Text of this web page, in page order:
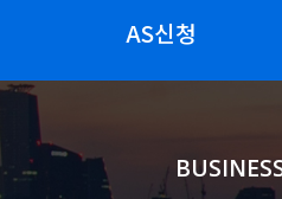
AS신청